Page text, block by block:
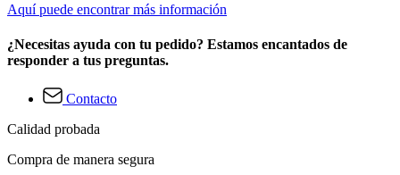
Aquí puede encontrar más información
¿Necesitas ayuda con tu pedido? Estamos encantados de
responder a tus preguntas.
Contacto
Calidad probada
Compra de manera segura